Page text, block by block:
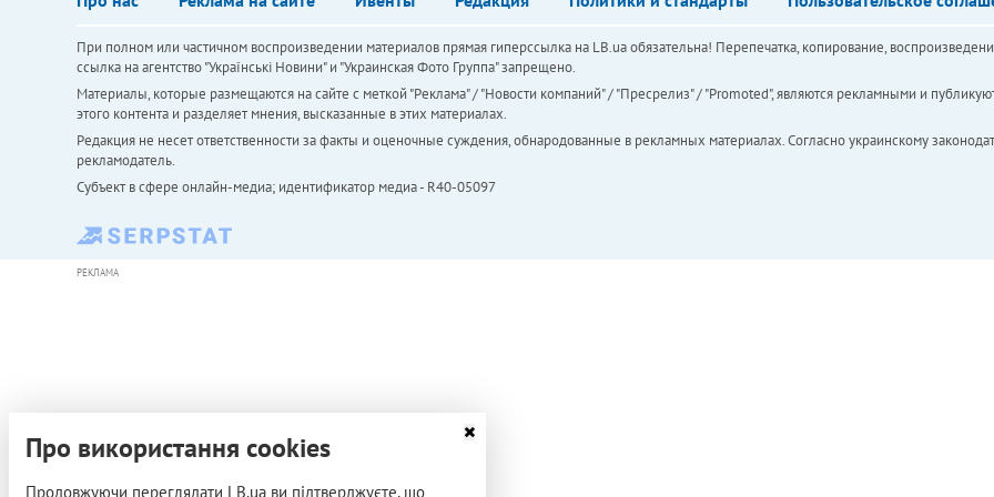
При полном или частичном воспроизведении материалов прямая гиперссылка на LB.ua обязательна! Перепечатка, копирование,
ссылка на агентство "Українськi Новини" и "Украинская Фото Группа" запрещено.
Материалы, которые размещаются на сайте с меткой "Реклама" / "Новости компаний" / "Пресрелиз" / "Promoted", являются рекламными и
этого контента и разделяет мнения, высказанные в этих материалах.
Редакция не несет ответственности за факты и оценочные суждения, обнародованные в рекламных материалах. Согласно украинскому
рекламодатель.
Субъект в сфере онлайн-медиа; идентификатор медиа - R40-05097
РЕКЛАМА
Про використання cookies
Продовжуючи переглядати LB.ua ви підтверджуєте, що